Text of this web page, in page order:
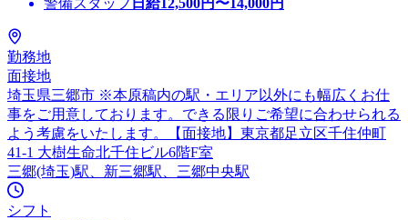
勤務地
面接地
埼玉県三郷市 ※本原稿内の駅・エリア以外にも幅広くお仕
事をご用意しております。できる限りご希望に合わせられる
よう考慮をいたします。【面接地】東京都足立区千住仲町
41-1 大樹生命北千住ビル6階F室
三郷(埼玉)駅、新三郷駅、三郷中央駅
シフト